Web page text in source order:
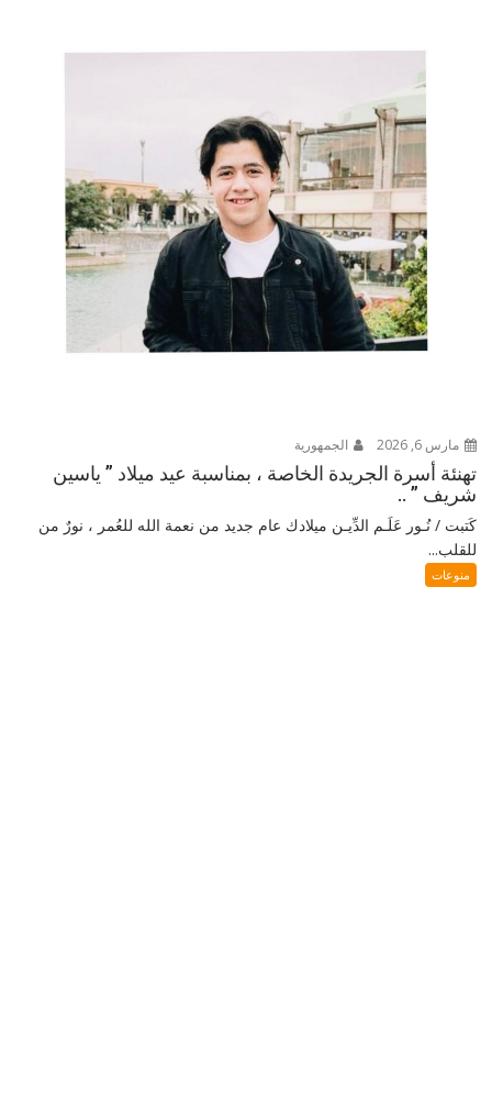
مارس 6, 2026 الجمهورية
تهنئة أسرة الجريدة الخاصة ، بمناسبة عيد ميلاد ” ياسين
شريف ” ..
كَتبت / نُـور عَلَـم الدِّيـن ميلادك عام جديد من نعمة الله للعُمر ، نورٌ من
للقلب...
منوعات